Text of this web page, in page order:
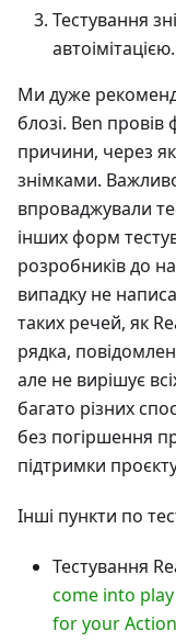
Тестування
автоімітацією.
Ми дуже
блозі. Ben
причини, через
знімками.
впроваджували
інших форм
розробників до
випадку не
таких речей, як
рядка,
але не вирішує
багато різних
без погіршення
підтримки
Інші пункти по
Тестування
come into play
for your